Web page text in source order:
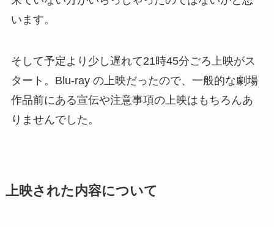
います。
そして予定より少し遅れて21時45分ごろ上映がス
タート。Blu-ray の上映だったので、一般的な劇場
作品前にある宣伝や注意事項の上映はもちろんあ
りませんでした。
上映された内容について